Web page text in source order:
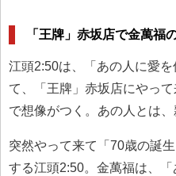
「王牌」赤坂店で金萬福
江頭2:50は、「あの人に愛
て、「王牌」赤坂店にやっ
で想像がつく。あの人とは、
突然やって来て「70歳の誕
する江頭2:50。金萬福は、